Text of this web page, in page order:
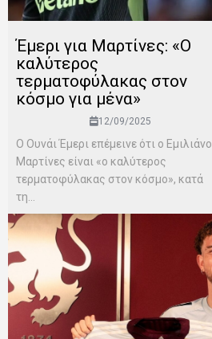
Έμερι για Μαρτίνες: «Ο
καλύτερος
τερματοφύλακας στον
κόσμο για μένα»
12/09/2025
Ο Ουνάι Έμερι επέμεινε ότι ο Εμιλιάνο
Μαρτίνες είναι «ο καλύτερος
τερματοφύλακας στον κόσμο», κατά
τη...